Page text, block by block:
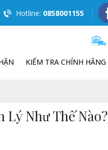
Hotline: 0858001155
KIỂM TRA CHÍNH HÃNG
Lý Như Thế Nào?